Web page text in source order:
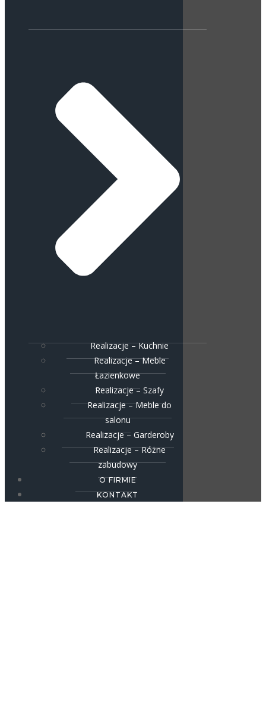
Realizacje – Kuchnie
Realizacje – Meble
Łazienkowe
Realizacje – Szafy
Realizacje – Meble do
salonu
Realizacje – Garderoby
Realizacje – Różne
zabudowy
O FIRMIE
KONTAKT